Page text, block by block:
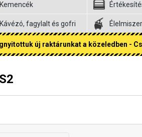
Kemencék
Kávézó, fagylalt és gofri
új raktárunkat a közeledben -